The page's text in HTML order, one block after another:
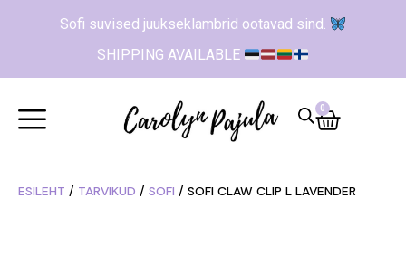
Sofi suvised juukseklambrid ootavad sind.
SHIPPING AVAILABLE
0
ESILEHT / TARVIKUD / SOFI / SOFI CLAW CLIP L LAVENDER